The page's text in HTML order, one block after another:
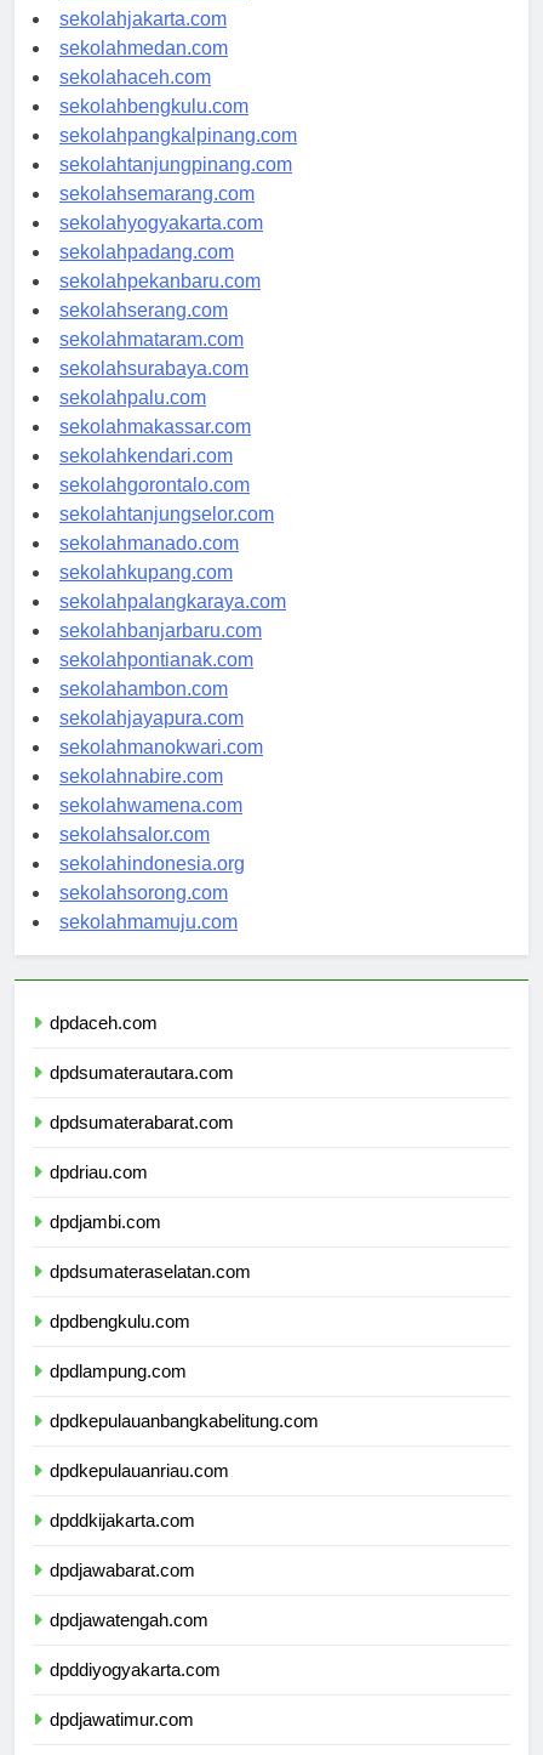
sekolahdenpasar.com
sekolahjakarta.com
sekolahmedan.com
sekolahaceh.com
sekolahbengkulu.com
sekolahpangkalpinang.com
sekolahtanjungpinang.com
sekolahsemarang.com
sekolahyogyakarta.com
sekolahpadang.com
sekolahpekanbaru.com
sekolahserang.com
sekolahmataram.com
sekolahsurabaya.com
sekolahpalu.com
sekolahmakassar.com
sekolahkendari.com
sekolahgorontalo.com
sekolahtanjungselor.com
sekolahmanado.com
sekolahkupang.com
sekolahpalangkaraya.com
sekolahbanjarbaru.com
sekolahpontianak.com
sekolahambon.com
sekolahjayapura.com
sekolahmanokwari.com
sekolahnabire.com
sekolahwamena.com
sekolahsalor.com
sekolahindonesia.org
sekolahsorong.com